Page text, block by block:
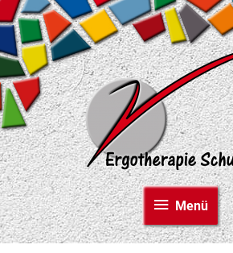
Zum
Inhalt
springen
Menü
Menü